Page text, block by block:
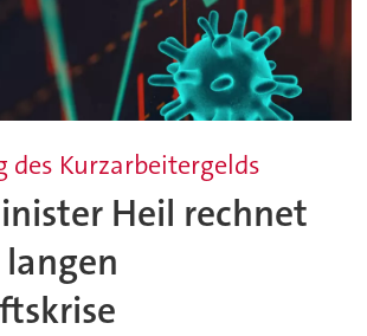
des Kurzarbeitergelds
Heil rechnet